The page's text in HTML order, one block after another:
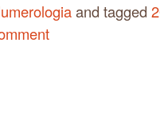
and tagged